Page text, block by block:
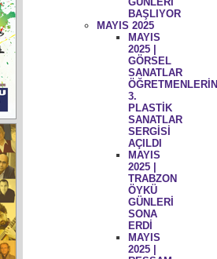
BAŞLIYOR
MAYIS 2025
MAYIS
2025 |
GÖRSEL
SANATLAR
3.
PLASTİK
SANATLAR
SERGİSİ
AÇILDI
MAYIS
2025 |
TRABZON
ÖYKÜ
GÜNLERİ
SONA
ERDİ
MAYIS
2025 |